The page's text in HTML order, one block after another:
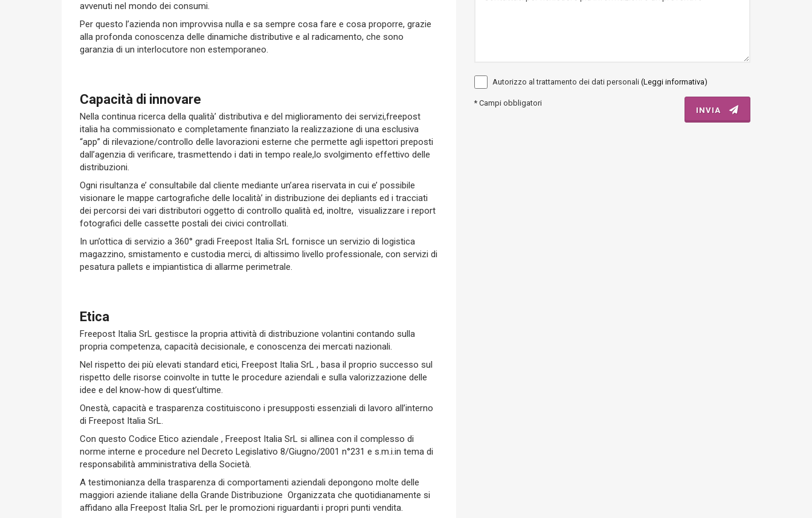
avvenuti nel mondo dei consumi.
Per questo l’azienda non improvvisa nulla e sa sempre cosa fare e cosa proporre, grazie
alla profonda conoscenza delle dinamiche distributive e al radicamento, che sono
garanzia di un interlocutore non estemporaneo.
Capacità di innovare
Nella continua ricerca della qualità’ distributiva e del miglioramento dei servizi,freepost
italia ha commissionato e completamente finanziato la realizzazione di una esclusiva
“app” di rilevazione/controllo delle lavorazioni esterne che permette agli ispettori preposti
dall’agenzia di verificare, trasmettendo i dati in tempo reale,lo svolgimento effettivo delle
distribuzioni.
Ogni risultanza e’ consultabile dal cliente mediante un’area riservata in cui e’ possibile
visionare le mappe cartografiche delle località’ in distribuzione dei depliants ed i tracciati
dei percorsi dei vari distributori oggetto di controllo qualità ed, inoltre, visualizzare i report
fotografici delle cassette postali dei civici controllati.
In un’ottica di servizio a 360° gradi Freepost Italia SrL fornisce un servizio di logistica
magazzino, smistamento e custodia merci, di altissimo livello professionale, con servizi di
pesatura pallets e impiantistica di allarme perimetrale.
Etica
Freepost Italia SrL gestisce la propria attività di distribuzione volantini contando sulla
propria competenza, capacità decisionale, e conoscenza dei mercati nazionali.
Nel rispetto dei più elevati standard etici, Freepost Italia SrL , basa il proprio successo sul
rispetto delle risorse coinvolte in tutte le procedure aziendali e sulla valorizzazione delle
idee e del know-how di quest’ultime.
Onestà, capacità e trasparenza costituiscono i presupposti essenziali di lavoro all’interno
di Freepost Italia SrL.
Con questo Codice Etico aziendale , Freepost Italia SrL si allinea con il complesso di
norme interne e procedure nel Decreto Legislativo 8/Giugno/2001 n°231 e s.m.i.in tema di
responsabilità amministrativa della Società.
A testimonianza della trasparenza di comportamenti aziendali depongono molte delle
maggiori aziende italiane della Grande Distribuzione Organizzata che quotidianamente si
affidano alla Freepost Italia SrL per le promozioni riguardanti i propri punti vendita.
Autorizzo al trattamento dei dati personali (Leggi informativa)
*Campi obbligatori
INVIA